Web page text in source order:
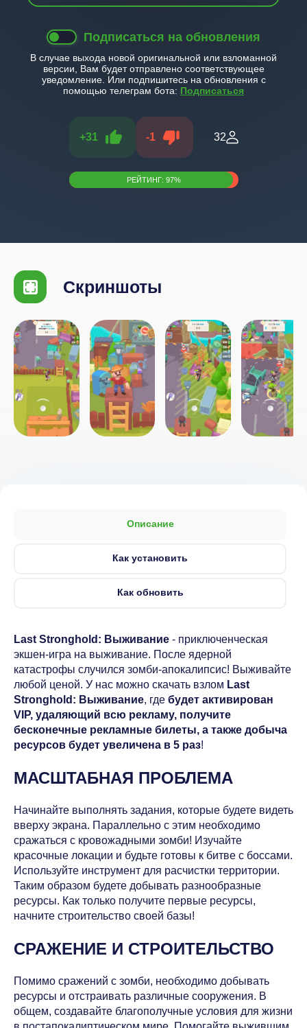
Подписаться на обновления
В случае выхода новой оригинальной или взломанной
версии, Вам будет отправлено соответствующее
уведомление. Или подпишитесь на обновления с
помощью телеграм бота: Подписаться
+31 -1 32
РЕЙТИНГ: 97%
Скриншоты
Описание
Как установить
Как обновить
Last Stronghold: Выживание - приключенческая
экшен-игра на выживание. После ядерной
катастрофы случился зомби-апокалипсис! Выживайте
любой ценой. У нас можно скачать взлом Last
Stronghold: Выживание, где будет активирован
VIP, удаляющий всю рекламу, получите
бесконечные рекламные билеты, а также добыча
ресурсов будет увеличена в 5 раз!
МАСШТАБНАЯ ПРОБЛЕМА
Начинайте выполнять задания, которые будете видеть
вверху экрана. Параллельно с этим необходимо
сражаться с кровожадными зомби! Изучайте
красочные локации и будьте готовы к битве с боссами.
Используйте инструмент для расчистки территории.
Таким образом будете добывать разнообразные
ресурсы. Как только получите первые ресурсы,
начните строительство своей базы!
СРАЖЕНИЕ И СТРОИТЕЛЬСТВО
Помимо сражений с зомби, необходимо добывать
ресурсы и отстраивать различные сооружения. В
общем, создавайте благополучные условия для жизни